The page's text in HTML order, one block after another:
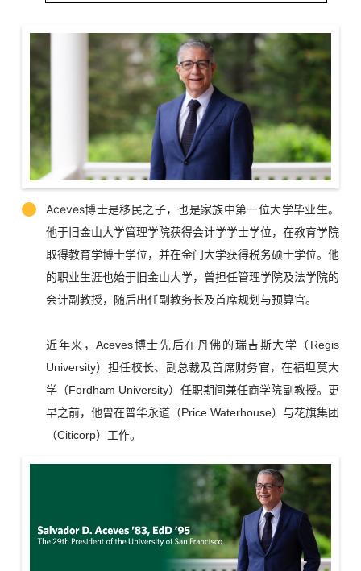
Aceves博士是移民之子，也是家族中第一位大学毕业生。
他于旧金山大学管理学院获得会计学学士学位，在教育学院
取得教育学博士学位，并在金门大学获得税务硕士学位。他
的职业生涯也始于旧金山大学，曾担任管理学院及法学院的
会计副教授，随后出任副教务长及首席规划与预算官。
近年来，Aceves博士先后在丹佛的瑞吉斯大学（Regis
University）担任校长、副总裁及首席财务官，在福坦莫大
学（Fordham University）任职期间兼任商学院副教授。更
早之前，他曾在普华永道（Price Waterhouse）与花旗集团
（Citicorp）工作。